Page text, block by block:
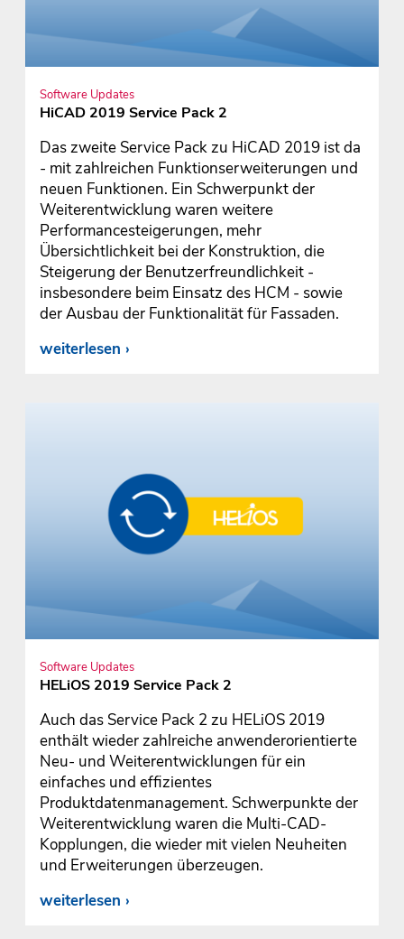
Software Updates
HiCAD 2019 Service Pack 2
Das zweite Service Pack zu HiCAD 2019 ist da
- mit zahlreichen Funktionserweiterungen und
neuen Funktionen. Ein Schwerpunkt der
Weiterentwicklung waren weitere
Performancesteigerungen, mehr
Übersichtlichkeit bei der Konstruktion, die
Steigerung der Benutzerfreundlichkeit -
insbesondere beim Einsatz des HCM - sowie
der Ausbau der Funktionalität für Fassaden.
weiterlesen
Software Updates
HELiOS 2019 Service Pack 2
Auch das Service Pack 2 zu HELiOS 2019
enthält wieder zahlreiche anwenderorientierte
Neu- und Weiterentwicklungen für ein
einfaches und effizientes
Produktdatenmanagement. Schwerpunkte der
Weiterentwicklung waren die Multi-CAD-
Kopplungen, die wieder mit vielen Neuheiten
und Erweiterungen überzeugen.
weiterlesen